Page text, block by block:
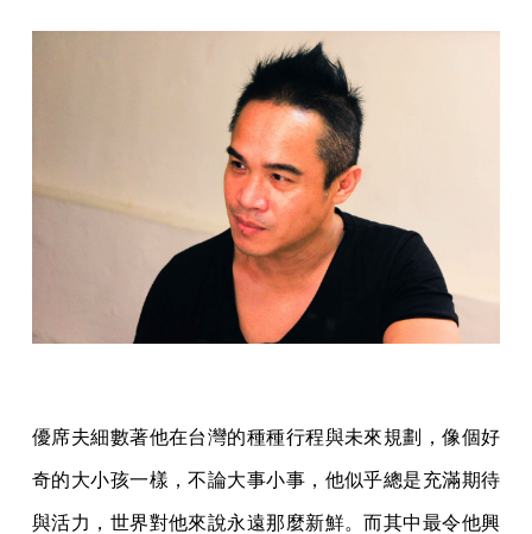
優席夫細數著他在台灣的種種行程與未來規劃，像個好
奇的大小孩一樣，不論大事小事，他似乎總是充滿期待
與活力，世界對他來說永遠那麼新鮮。而其中最令他興